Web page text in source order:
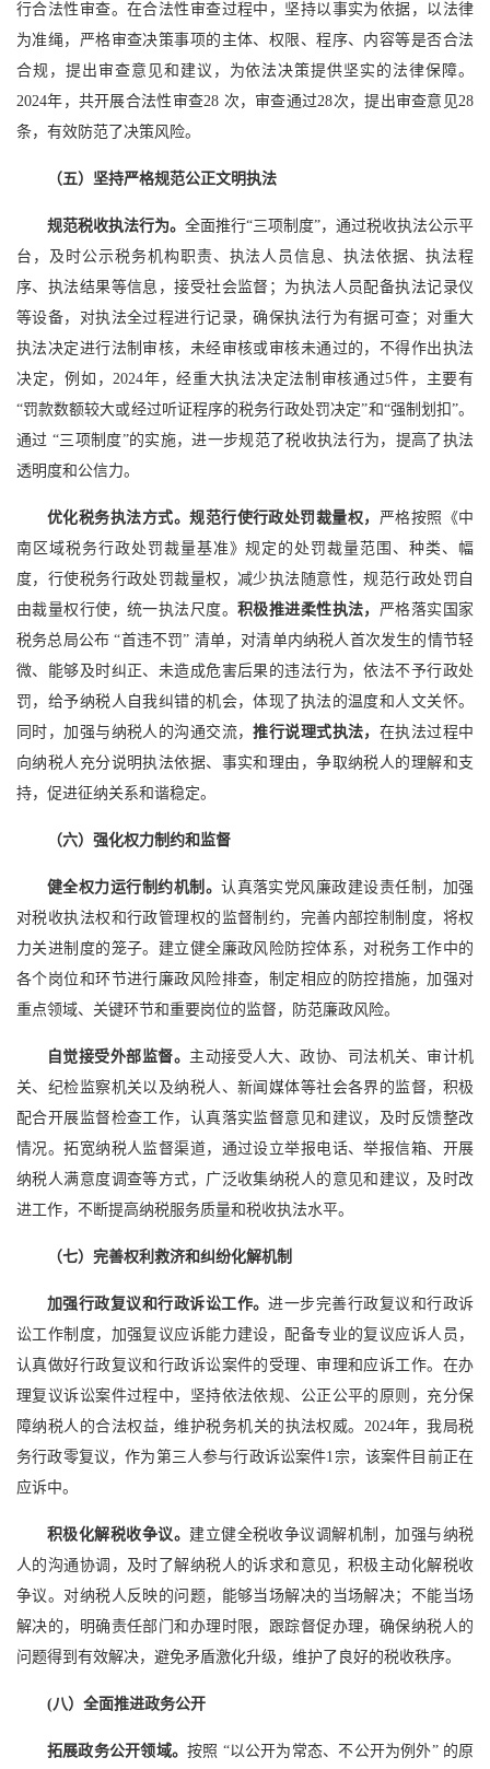
行合法性审查。在合法性审查过程中，坚持以事实为依据，以法律
为准绳，严格审查决策事项的主体、权限、程序、内容等是否合法
合规，提出审查意见和建议，为依法决策提供坚实的法律保障。
2024年，共开展合法性审查28 次，审查通过28次，提出审查意见28
条，有效防范了决策风险。
（五）坚持严格规范公正文明执法
规范税收执法行为。 全面推行“三项制度”，通过税收执法公示平
台，及时公示税务机构职责、执法人员信息、执法依据、执法程
序、执法结果等信息，接受社会监督；为执法人员配备执法记录仪
等设备，对执法全过程进行记录，确保执法行为有据可查；对重大
执法决定进行法制审核，未经审核或审核未通过的，不得作出执法
决定，例如，2024年，经重大执法决定法制审核通过5件，主要有
“罚款数额较大或经过听证程序的税务行政处罚决定”和“强制划扣”。
通过 “三项制度”的实施，进一步规范了税收执法行为，提高了执法
透明度和公信力。
优化税务执法方式。规范行使行政处罚裁量权， 严格按照《中
南区域税务行政处罚裁量基准》规定的处罚裁量范围、种类、幅
度，行使税务行政处罚裁量权，减少执法随意性，规范行政处罚自
由裁量权行使，统一执法尺度。 积极推进柔性执法， 严格落实国家
税务总局公布 “首违不罚” 清单，对清单内纳税人首次发生的情节轻
微、能够及时纠正、未造成危害后果的违法行为，依法不予行政处
罚，给予纳税人自我纠错的机会，体现了执法的温度和人文关怀。
同时，加强与纳税人的沟通交流，推行说理式执法， 在执法过程中
向纳税人充分说明执法依据、事实和理由，争取纳税人的理解和支
持，促进征纳关系和谐稳定。
（六）强化权力制约和监督
健全权力运行制约机制。认真落实党风廉政建设责任制，加强
对税收执法权和行政管理权的监督制约，完善内部控制制度，将权
力关进制度的笼子。建立健全廉政风险防控体系，对税务工作中的
各个岗位和环节进行廉政风险排查，制定相应的防控措施，加强对
重点领域、关键环节和重要岗位的监督，防范廉政风险。
自觉接受外部监督。 主动接受人大、政协、司法机关、审计机
关、纪检监察机关以及纳税人、新闻媒体等社会各界的监督，积极
配合开展监督检查工作，认真落实监督意见和建议，及时反馈整改
情况。拓宽纳税人监督渠道，通过设立举报电话、举报信箱、开展
纳税人满意度调查等方式，广泛收集纳税人的意见和建议，及时改
进工作，不断提高纳税服务质量和税收执法水平。
（七） 完善权利救济和纠纷化解机制
加强行政复议和行政诉讼工作。进一步完善行政复议和行政诉
讼工作制度，加强复议应诉能力建设，配备专业的复议应诉人员，
认真做好行政复议和行政诉讼案件的受理、审理和应诉工作。在办
理复议诉讼案件过程中，坚持依法依规、公正公平的原则，充分保
障纳税人的合法权益，维护税务机关的执法权威。2024年，我局税
务行政零复议，作为第三人参与行政诉讼案件1宗，该案件目前正在
应诉中。
积极化解税收争议。 建立健全税收争议调解机制，加强与纳税
人的沟通协调，及时了解纳税人的诉求和意见，积极主动化解税收
争议。对纳税人反映的问题，能够当场解决的当场解决；不能当场
解决的，明确责任部门和办理时限，跟踪督促办理，确保纳税人的
问题得到有效解决，避免矛盾激化升级，维护了良好的税收秩序。
(八）全面推进政务公开
拓展政务公开领域。 按照 “以公开为常态、不公开为例外” 的原